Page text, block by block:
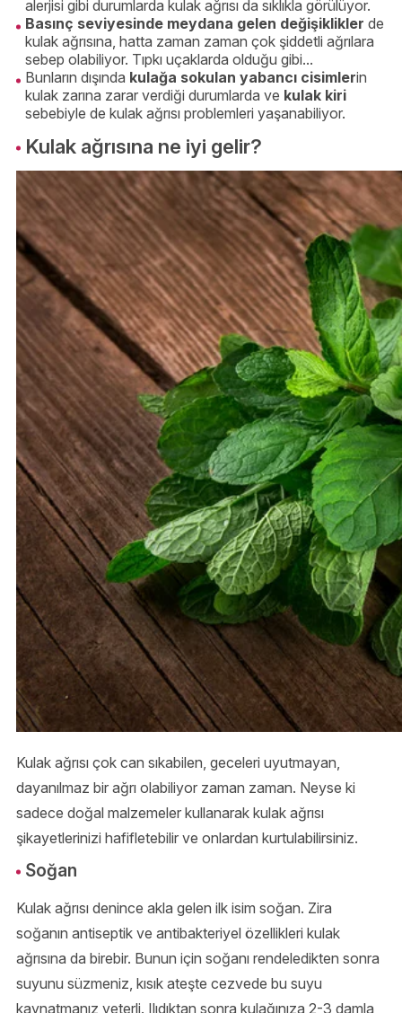
alerjisi gibi durumlarda kulak ağrısı da sıklıkla görülüyor.
Basınç seviyesinde meydana gelen değişiklikler de
kulak ağrısına, hatta zaman zaman çok şiddetli ağrılara
sebep olabiliyor. Tıpkı uçaklarda olduğu gibi...
Bunların dışında kulağa sokulan yabancı cisimlerin
kulak zarına zarar verdiği durumlarda ve kulak kiri
sebebiyle de kulak ağrısı problemleri yaşanabiliyor.
Kulak ağrısına ne iyi gelir?
Kulak ağrısı çok can sıkabilen, geceleri uyutmayan,
dayanılmaz bir ağrı olabiliyor zaman zaman. Neyse ki
sadece doğal malzemeler kullanarak kulak ağrısı
şikayetlerinizi hafifletebilir ve onlardan kurtulabilirsiniz.
Soğan
Kulak ağrısı denince akla gelen ilk isim soğan. Zira
soğanın antiseptik ve antibakteriyel özellikleri kulak
ağrısına da birebir. Bunun için soğanı rendeledikten sonra
suyunu süzmeniz, kısık ateşte cezvede bu suyu
kaynatmanız yeterli. Ilıdıktan sonra kulağınıza 2-3 damla